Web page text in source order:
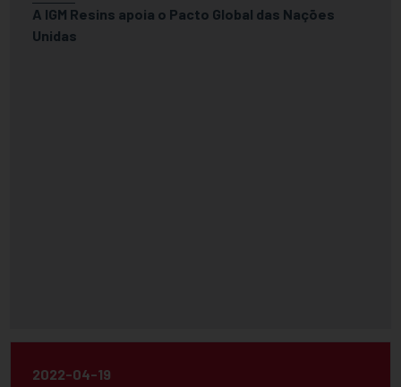
A IGM Resins apoia o Pacto Global das Nações
Unidas
2022-04-19